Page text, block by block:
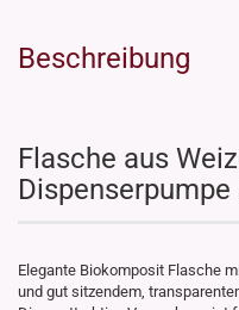
Beschreibung
Flasche aus
Elegante Biokomposit Flasche
und gut sitzendem,